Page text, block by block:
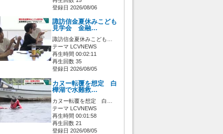
登録日 2026/08/06
諏訪信金夏休みこども
見学会 金融…
諏訪信金夏休みこども…
テーマ LCVNEWS
再生時間 00:02:11
再生回数 35
登録日 2026/08/05
カヌー転覆を想定 白
樺湖で水難救…
カヌー転覆を想定 白…
テーマ LCVNEWS
再生時間 00:01:58
再生回数 21
登録日 2026/08/05